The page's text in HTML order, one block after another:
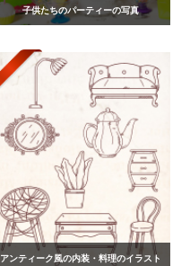
子供たちのパーティーの写真
アンティーク風の内装・料理のイラスト